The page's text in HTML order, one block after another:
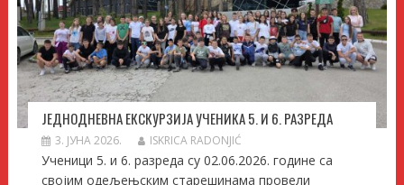
ЈЕДНОДНЕВНА ЕКСКУРЗИЈА УЧЕНИКА 5. И 6. РАЗРЕДА
3. ЈУНА 2026. ISKRICA RADONJIĆ
Ученици 5. и 6. разреда су 02.06.2026. године са
својим одељењским старешинама провели